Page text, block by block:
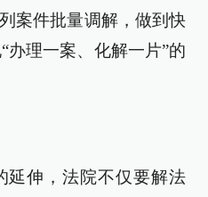
案件批量调解，做到快
办理一案、化解一片”的
延伸，法院不仅要解法